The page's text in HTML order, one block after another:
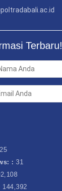
Terbaru!
25
:31
144,392